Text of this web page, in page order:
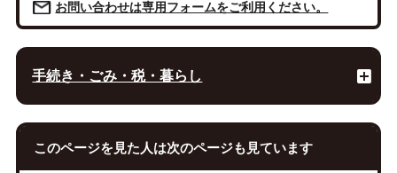
お問い合わせは専用フォームをご利用ください。
手続き・ごみ・税・暮らし
このページを見た人は次のページも見ています